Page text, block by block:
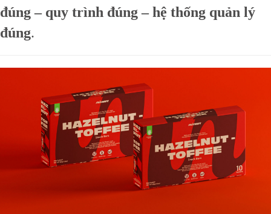
đúng – quy trình đúng – hệ thống quản lý
đúng.